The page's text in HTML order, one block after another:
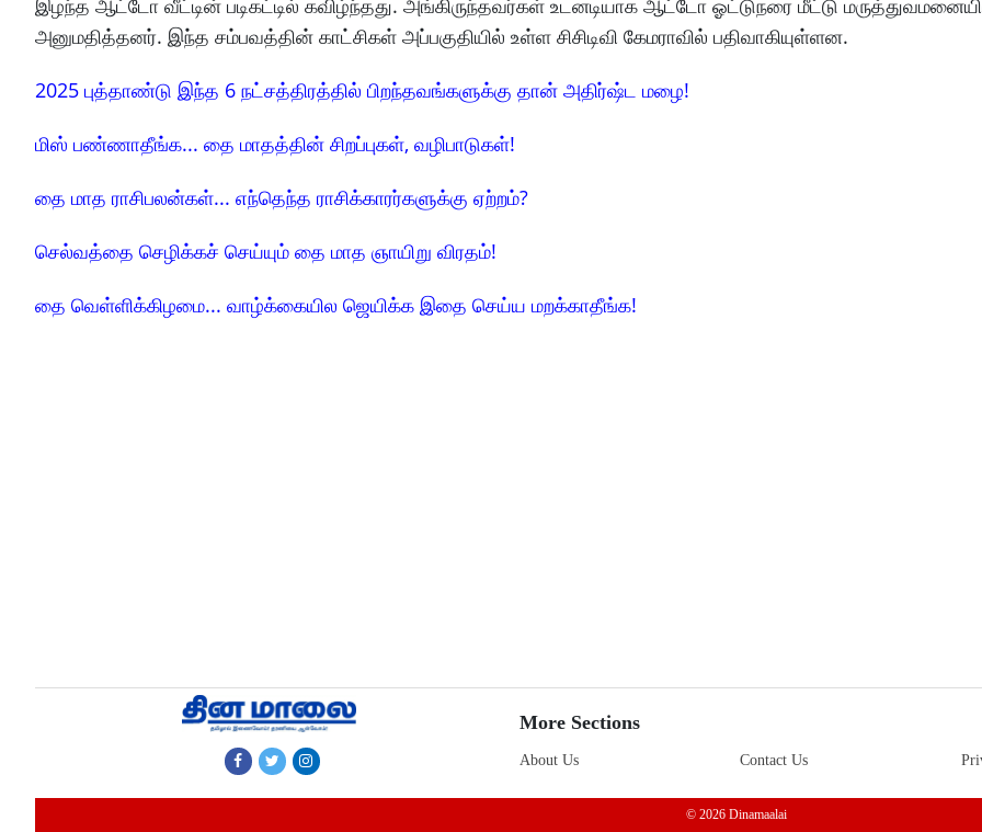
இழந்த ஆட்டோ வீட்டின் படிகட்டில் கவிழ்ந்தது. அங்கிருந்தவர்கள் உடனடியாக ஆட்டோ ஓட்டுநரை மீட்டு
அனுமதித்தனர். இந்த சம்பவத்தின் காட்சிகள் அப்பகுதியில் உள்ள சிசிடிவி கேமராவில் பதிவாகியுள்ளன.
2025 புத்தாண்டு இந்த 6 நட்சத்திரத்தில் பிறந்தவங்களுக்கு தான் அதிர்ஷ்ட மழை!
மிஸ் பண்ணாதீங்க... தை மாதத்தின் சிறப்புகள், வழிபாடுகள்!
தை மாத ராசிபலன்கள்... எந்தெந்த ராசிக்காரர்களுக்கு ஏற்றம்?
செல்வத்தை செழிக்கச் செய்யும் தை மாத ஞாயிறு விரதம்!
தை வெள்ளிக்கிழமை... வாழ்க்கையில ஜெயிக்க இதை செய்ய மறக்காதீங்க!
More Sections
About Us Contact Us
© 2026 Dinamaalai